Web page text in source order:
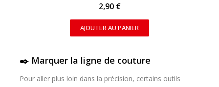
2,90 €
AJOUTER AU PANIER
✒️ Marquer la ligne de couture
Pour aller plus loin dans la précision, certains outils